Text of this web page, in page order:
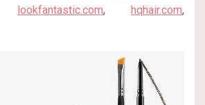
lookfantastic.com, hqhair.com,